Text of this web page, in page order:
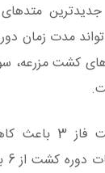
مدت زمان
کشت مزرعه،
استفاده از